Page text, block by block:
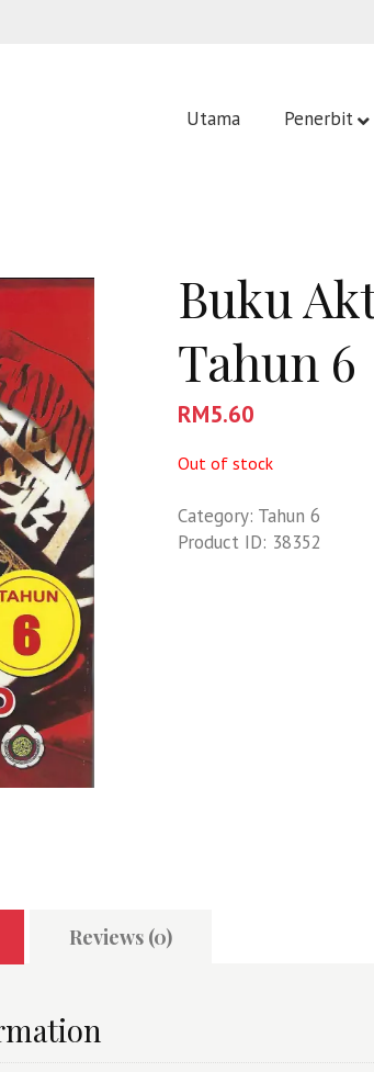
Utama Penerbit
Buku
Tahun 6
RM5.60
Out of stock
Category: Tahun 6
Product ID: 38352
Reviews (0)